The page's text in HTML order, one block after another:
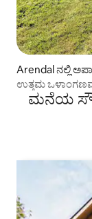
Arendal ನಲ್ಲಿ
ಉತ್ತಮ
ಮನೆಯ